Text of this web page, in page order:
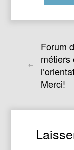
Forum
métiers
Merci!